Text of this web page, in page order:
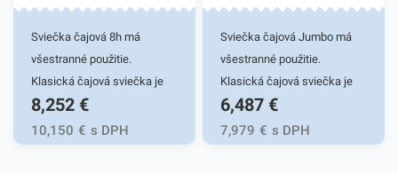
výrobku. V našej ponuke
nájdete ďalšie podobné
produkty.
Sviečka čajová 8h má
všestranné použitie.
Klasická čajová sviečka je
vyhotovená v bielej farbe. Je
úplne bez zápachu a
disponuje kovovým plášťom.
8,252 €
10,150 € s DPH
Sviečka čajová Jumbo má
všestranné použitie.
Klasická čajová sviečka je
vyhotovená v bielej farbe. Je
úplne bez zápachu a
disponuje kovovým plášťom.
6,487 €
7,979 € s DPH